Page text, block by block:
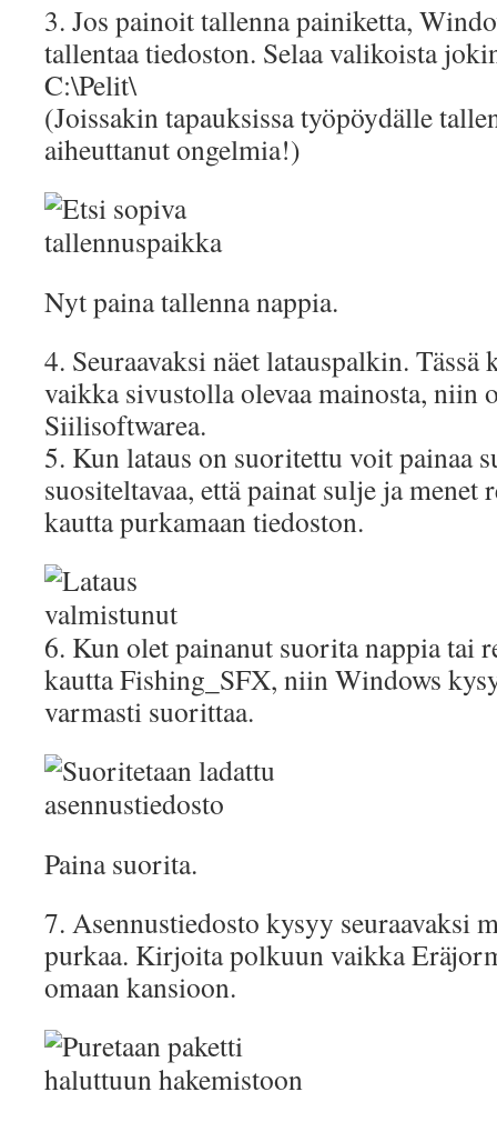
3. Jos painoit tallenna painiketta,
tallentaa tiedoston. Selaa valikoista
C:\Pelit\
(Joissakin tapauksissa työpöydälle
aiheuttanut ongelmia!)
Nyt paina tallenna nappia.
4. Seuraavaksi näet latauspalkin. Tässä
vaikka sivustolla olevaa mainosta, niin
Siilisoftwarea.
5. Kun lataus on suoritettu voit painaa
suositeltavaa, että painat sulje ja menet
kautta purkamaan tiedoston.
6. Kun olet painanut suorita nappia tai
kautta Fishing_SFX, niin Windows
varmasti suorittaa.
Paina suorita.
7. Asennustiedosto kysyy seuraavaksi
purkaa. Kirjoita polkuun vaikka
omaan kansioon.